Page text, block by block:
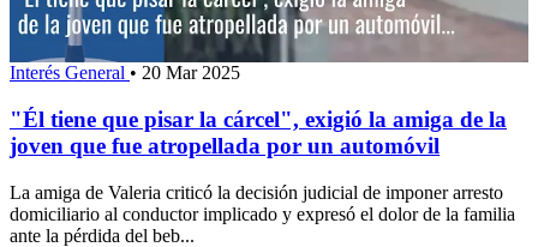
Interés General • 20 Mar 2025
"Él tiene que pisar la cárcel", exigió la amiga de la
joven que fue atropellada por un automóvil
La amiga de Valeria criticó la decisión judicial de imponer arresto
domiciliario al conductor implicado y expresó el dolor de la familia
ante la pérdida del beb...